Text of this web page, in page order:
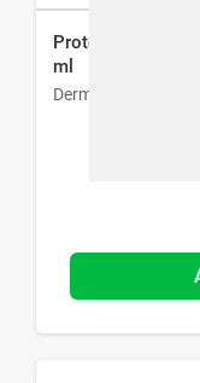
Protector Solar
ml
Dermaglós